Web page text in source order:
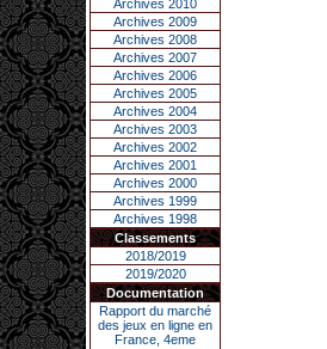
Archives 2010
Archives 2009
Archives 2008
Archives 2007
Archives 2006
Archives 2005
Archives 2004
Archives 2003
Archives 2002
Archives 2001
Archives 2000
Archives 1999
Archives 1998
Classements
2018/2019
2019/2020
Documentation
Rapport du marché
des jeux en ligne en
France, 4eme